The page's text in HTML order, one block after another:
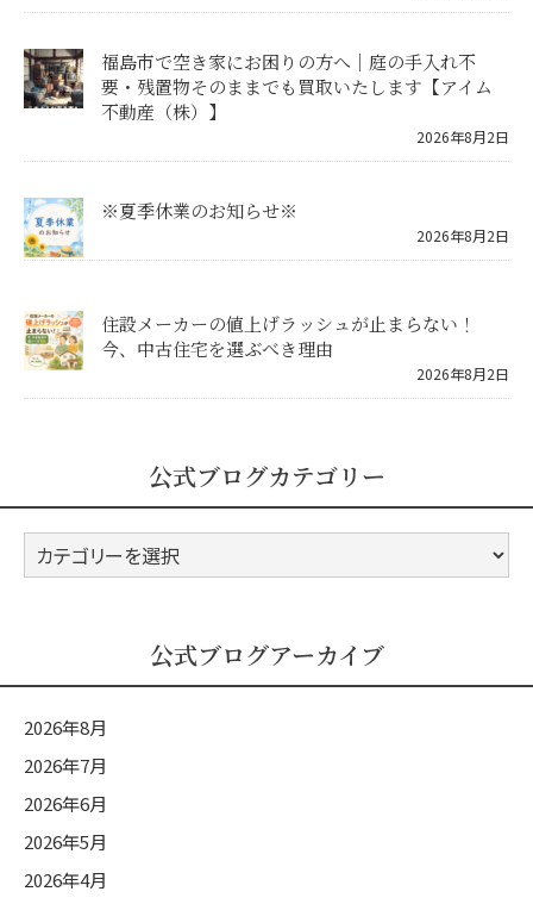
福島市で空き家にお困りの方へ｜庭の手入れ不
要・残置物そのままでも買取いたします【アイム
不動産（株）】
2026年8月2日
※夏季休業のお知らせ※
2026年8月2日
住設メーカーの値上げラッシュが止まらない！
今、中古住宅を選ぶべき理由
2026年8月2日
公式ブログカテゴリー
公
式
テ
ゴ
リ
ー
公式ブログアーカイブ
2026年8月
2026年7月
2026年6月
2026年5月
2026年4月